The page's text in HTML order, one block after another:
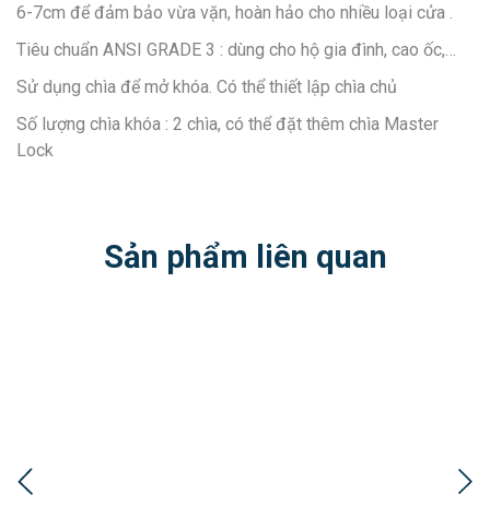
6-7cm để đảm bảo vừa vặn, hoàn hảo cho nhiều loại cửa .
Tiêu chuẩn ANSI GRADE 3 : dùng cho hộ gia đình, cao ốc,…
Sử dụng chìa để mở khóa. Có thể thiết lập chìa chủ
Số lượng chìa khóa : 2 chìa, có thể đặt thêm chìa Master
Lock
Sản phẩm liên quan